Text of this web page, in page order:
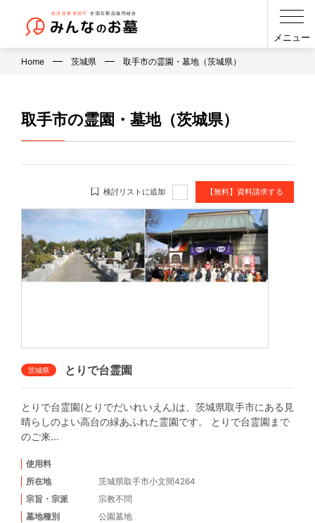
メニュー
Home 茨城県 取手市の霊園・墓地（茨城県）
取手市の霊園・墓地（茨城県）
検討リストに追加 【無料】資料請求する
茨城県 とりで台霊園
とりで台霊園(とりでだいれいえん)は、茨城県取手市にある見
晴らしのよい高台の緑あふれた霊園です。 とりで台霊園まで
のご来...
使用料
所在地
茨城県取手市小文間4264
宗旨・宗派
宗教不問
墓地種別
公園墓地